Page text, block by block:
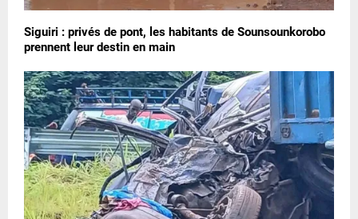
Siguiri : privés de pont, les habitants de Sounsounkorobo
prennent leur destin en main